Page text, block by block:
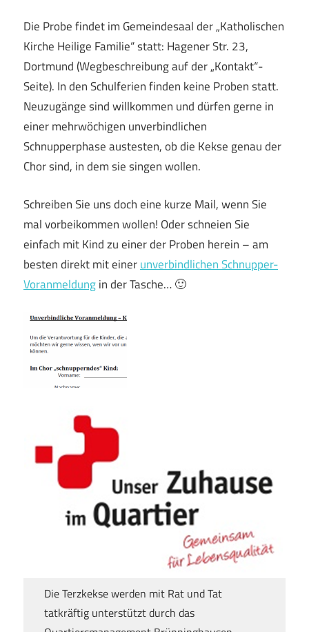
Die Probe findet im Gemeindesaal der „Katholischen
Kirche Heilige Familie“ statt: Hagener Str. 23,
Dortmund (Wegbeschreibung auf der „Kontakt“-
Seite). In den Schulferien finden keine Proben statt.
Neuzugänge sind willkommen und dürfen gerne in
einer mehrwöchigen unverbindlichen
Schnupperphase austesten, ob die Kekse genau der
Chor sind, in dem sie singen wollen.
Schreiben Sie uns doch eine kurze Mail, wenn Sie
mal vorbeikommen wollen! Oder schneien Sie
einfach mit Kind zu einer der Proben herein – am
besten direkt mit einerunverbindlichen Schnupper-
Voranmeldungin der Tasche… 🙂
Die Terzkekse werden mit Rat und Tat
tatkräftig unterstützt durch das